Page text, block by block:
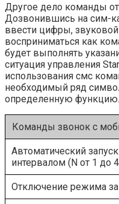
Другое дело команды
Дозвонившись на сим-
ввести цифры,
восприниматься как
будет выполнять
ситуация управления
использования смс
необходимый ряд
определенную функцию.
Команды звонок с
Автоматический
интервалом (N от 1 до
Отключение режима